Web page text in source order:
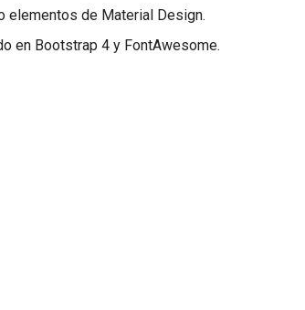
elementos de Material Design.
en Bootstrap 4 y FontAwesome.